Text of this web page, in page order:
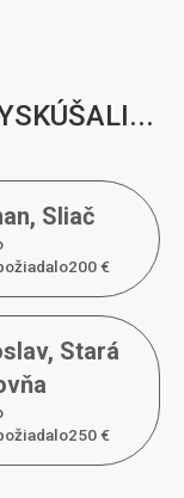
, Sliač
o200 €
, Stará
o250 €